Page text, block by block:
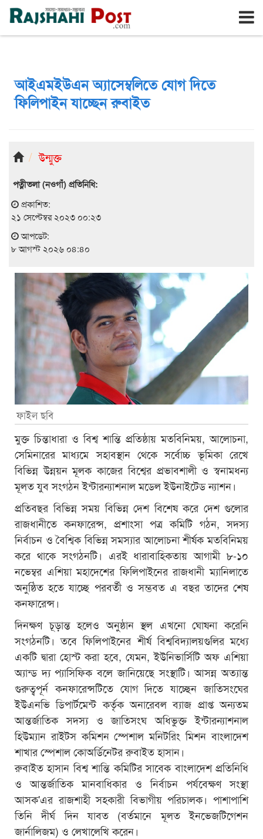
রাজশাহী শনিবার, ৮ই আগস্ট ২০২৬, ২৪শে শ্রাবণ ১৪৩৩
আইএমইউএন অ্যাসেম্বলিতে যোগ দিতে
ফিলিপাইন যাচ্ছেন রুবাইত
উন্মুক্ত
পত্নীতলা (নওগাঁ) প্রতিনিধি:
প্রকাশিত:
২১ সেপ্টেম্বর ২০২৩ ০০:২৩
আপডেট:
৮ আগস্ট ২০২৬ ০৪:৪০
ফাইল ছবি
মুক্ত চিন্তাধারা ও বিশ্ব শান্তি প্রতিষ্ঠায় মতবিনিময়, আলোচনা,
সেমিনারের মাধ্যমে সহাবস্থান থেকে সর্বোচ্চ ভূমিকা রেখে
বিভিন্ন উন্নয়ন মূলক কাজের বিশ্বের প্রভাবশালী ও স্বনামধন্য
মূলত যুব সংগঠন ইন্টারন্যাশনাল মডেল ইউনাইটেড ন্যাশন।
প্রতিবছর বিভিন্ন সময় বিভিন্ন দেশ বিশেষ করে দেশ গুলোর
রাজধানীতে কনফারেন্স, প্রশাংসা পত্র কমিটি গঠন, সদস্য
নির্বাচন ও বৈশ্বিক বিভিন্ন সমস্যার আলোচনা শীর্ষক মতবিনিময়
করে থাকে সংগঠনটি। এরই ধারাবাহিকতায় আগামী ৮-১০
নভেম্বর এশিয়া মহাদেশের ফিলিপাইনের রাজধানী ম্যানিলাতে
অনুষ্ঠিত হতে যাচ্ছে পরবর্তী ও সম্ভবত এ বছর তাদের শেষ
কনফারেন্স।
দিনক্ষণ চূড়ান্ত হলেও অনুষ্ঠান স্থল এখনো ঘোষনা করেনি
সংগঠনটি। তবে ফিলিপাইনের শীর্ষ বিশ্ববিদ্যালয়গুলির মধ্যে
একটি দ্বারা হোস্ট করা হবে, যেমন, ইউনিভার্সিটি অফ এশিয়া
অ্যান্ড দ্য প্যাসিফিক বলে জানিয়েছে সংস্থাটি। আসন্ন অত্যান্ত
গুরুত্বপূর্ন কনফারেন্সটিতে যোগ দিতে যাচ্ছেন জাতিসংঘের
ইউএনভি ডিপার্টমেন্ট কর্তৃক অনারেবল ব্যাজ প্রাপ্ত অন্যতম
আন্তর্জাতিক সদস্য ও জাতিসংঘ অধিভুক্ত ইন্টারন্যাশনাল
হিউম্যান রাইটস কমিশন স্পেশাল মনিটরিং মিশন বাংলাদেশ
শাখার স্পেশাল কোঅর্ডিনেটর রুবাইত হাসান।
রুবাইত হাসান বিশ্ব শান্তি কমিটির সাবেক বাংলাদেশ প্রতিনিধি
ও আন্তর্জাতিক মানবাধিকার ও নির্বাচন পর্যবেক্ষণ সংস্থা
আসক'এর রাজশাহী সহকারী বিভাগীয় পরিচালক। পাশাপাশি
তিনি দীর্ঘ দিন যাবত (বর্তমানে মূলত ইনভেজটিগেশন
জার্নালিজম) ও লেখালেখি করেন।